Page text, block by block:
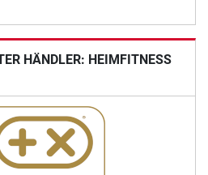
HÄNDLER: HEIMFITNESS